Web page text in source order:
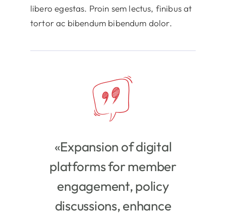
libero egestas. Proin sem lectus, finibus at
tortor ac bibendum bibendum dolor.
«Expansion of digital
platforms for member
engagement, policy
discussions, enhance